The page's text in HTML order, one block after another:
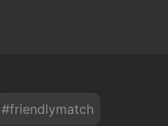
#friendlymatch